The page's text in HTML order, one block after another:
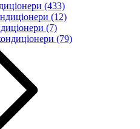
(433)
(12)
(7)
(79)